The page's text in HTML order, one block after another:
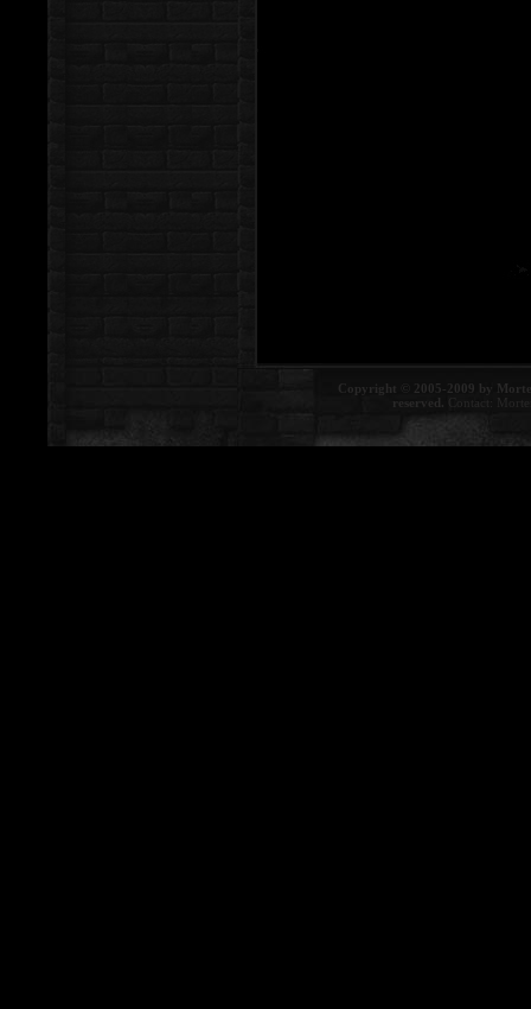
Copyright © 2005-2009 by
reserved. Contact: